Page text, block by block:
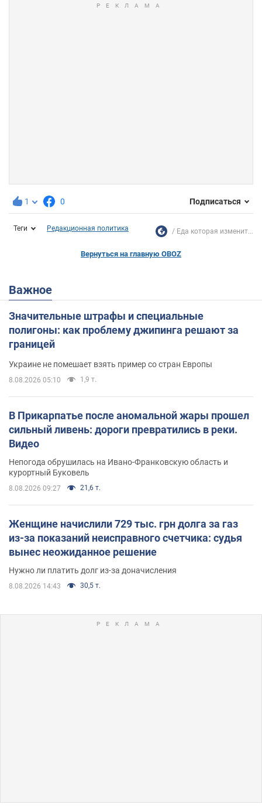
1 0 Подписаться
Теги Редакционная политика Еда которая изменит...
Вернуться на главную OBOZ
Важное
Значительные штрафы и специальные
полигоны: как проблему джипинга решают за
границей
Украине не помешает взять пример со стран Европы
8.08.2026 05:10 1,9 т.
В Прикарпатье после аномальной жары прошел
сильный ливень: дороги превратились в реки.
Видео
Непогода обрушилась на Ивано-Франковскую область и
курортный Буковель
8.08.2026 09:27 21,6 т.
Женщине начислили 729 тыс. грн долга за газ
из-за показаний неисправного счетчика: судья
вынес неожиданное решение
Нужно ли платить долг из-за доначисления
8.08.2026 14:43 30,5 т.